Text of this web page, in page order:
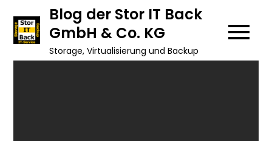
content
Blog der Stor IT Back
GmbH & Co. KG
Storage, Virtualisierung und Backup